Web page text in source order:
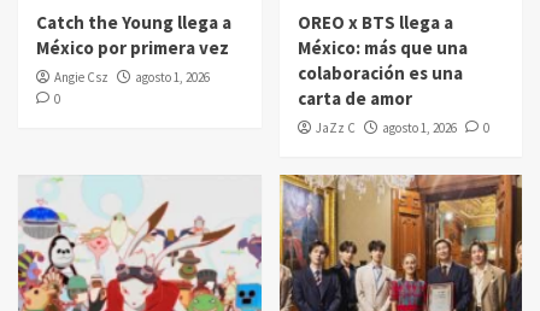
Catch the Young llega a
México por primera vez
Angie Csz
agosto 1, 2026
0
OREO x BTS llega a
México: más que una
colaboración es una
carta de amor
JaZz C agosto 1, 2026 0